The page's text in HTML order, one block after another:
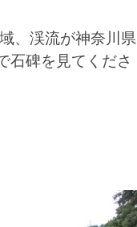
、渓流が神奈川県
石碑を見てくださ